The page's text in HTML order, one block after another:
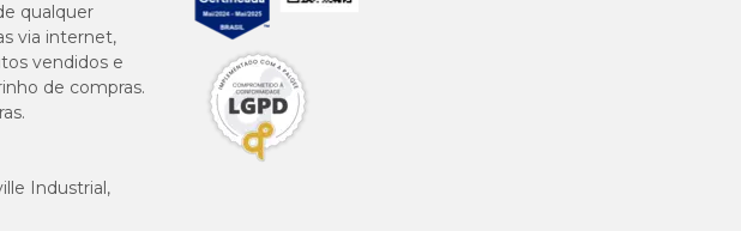
qualquer
via internet,
vendidos e
de compras.
Industrial,